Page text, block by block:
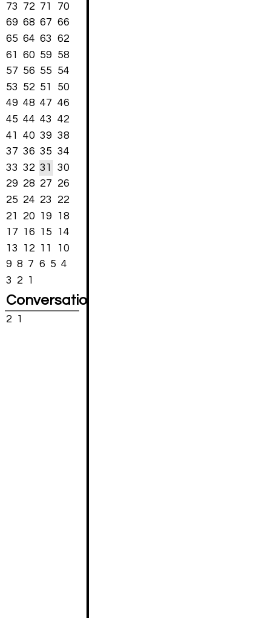
73
72 71
70
69 68 67 66
65 64 63
62
61
60 59
58
57 56 55
54
53
52 51
50
49 48 47 46
45 44 43
42
41
40 39 38
37 36 35 34
33 32 31
30
29 28 27
26
25 24 23
22
21
20 19
18
17
16 15
14
13
12 11
10
9 8 7 6 5 4
3
2 1
Conversations
2 1